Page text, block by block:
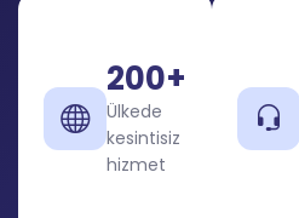
200+
Ülkede
kesintisiz
hizmet